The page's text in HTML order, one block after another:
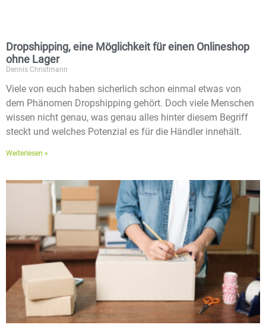
Dropshipping, eine Möglichkeit für einen Onlineshop
ohne Lager
Dennis Christmann
Viele von euch haben sicherlich schon einmal etwas von
dem Phänomen Dropshipping gehört. Doch viele Menschen
wissen nicht genau, was genau alles hinter diesem Begriff
steckt und welches Potenzial es für die Händler innehält.
Weiterlesen »